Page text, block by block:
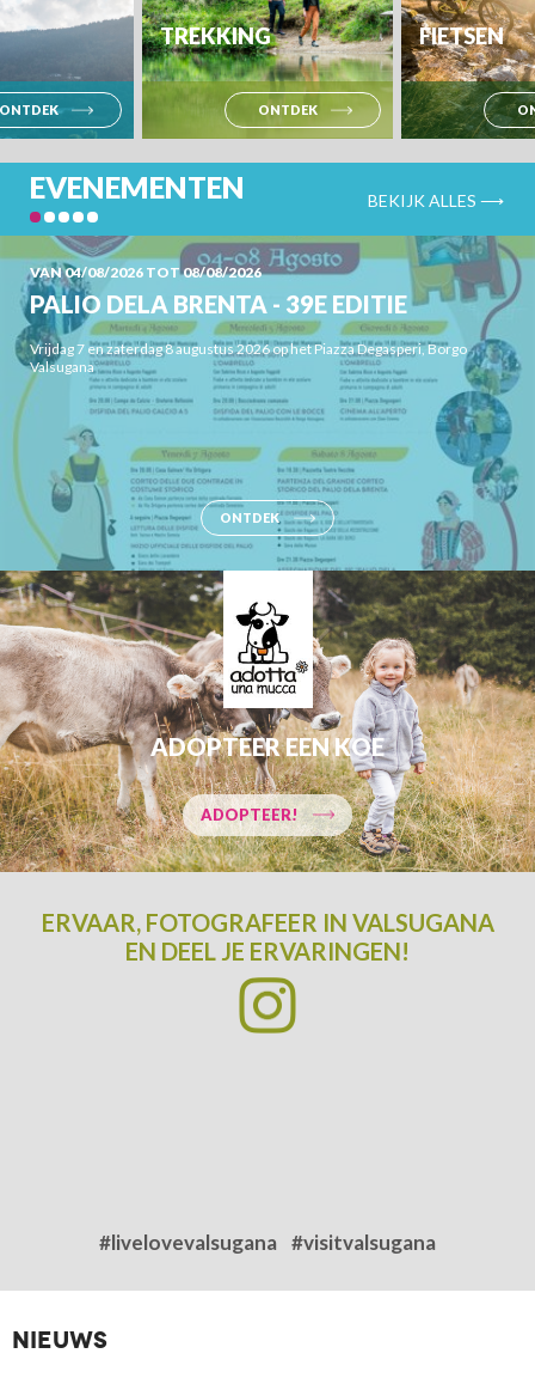
AANKOMST
VOLWASSENEN
ONTDEK
TREKKING
ONTDEK
FIETSEN
EVENEMENTEN BEKIJK ALLES ⟶
VAN 04/08/2026 TOT 08/08/2026
PALIO DELA BRENTA - 39E EDITIE
Vrijdag 7 en zaterdag 8 augustus 2026 op het Piazza Degasperi, Borgo
Valsugana
ONTDEK
ADOPTEER EEN KOE
ADOPTEER!
ERVAAR, FOTOGRAFEER IN VALSUGANA
EN DEEL JE ERVARINGEN!
#livelovevalsugana #visitvalsugana
NIEUWS